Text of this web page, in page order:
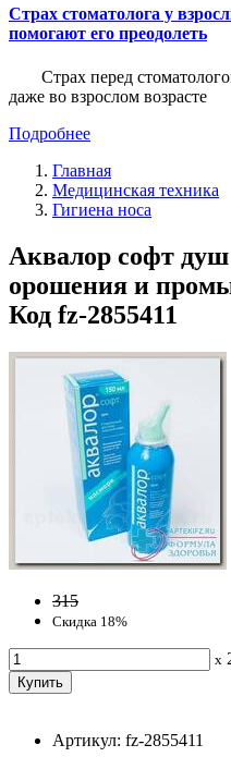
Страх стоматолога у
помогают его преодолеть
Страх перед
даже во взрослом возрасте
Подробнее
Главная
Медицинская техника
Гигиена носа
Аквалор софт
орошения и
Код fz-2855411
315
Скидка 18%
x
Артикул: fz-2855411